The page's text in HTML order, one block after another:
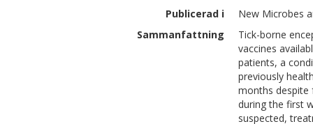
Publicerad i
New Microbes
Sammanfattning
Tick-borne
vaccines
patients, a
previously
months despite
during the first
suspected,